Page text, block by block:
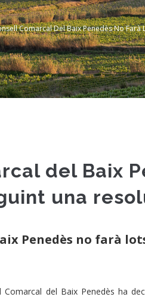
Comarcal Del Baix Penedès No
del Baix
una
Penedès no farà
del Baix Penedès ha